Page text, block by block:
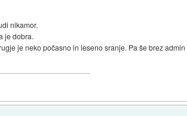
nikamor.
je dobra.
je neko počasno in leseno sranje. Pa še brez